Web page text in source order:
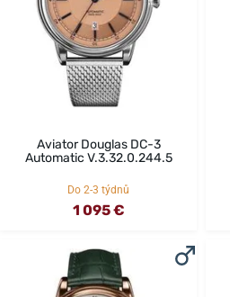
Aviator Douglas DC-3
Automatic V.3.32.0.244.5
Do 2-3 týdnů
1 095 €